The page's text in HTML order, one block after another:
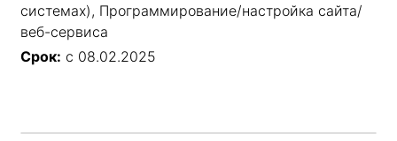
системах), Программирование/настройка сайта/
веб-сервиса
Срок: с 08.02.2025